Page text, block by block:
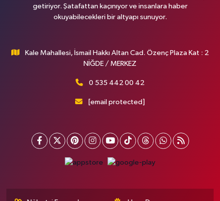
getiriyor. Şatafattan kaçınıyor ve insanlara haber
okuyabilecekleri bir altyapı sunuyor.
Kale Mahallesi, İsmail Hakkı Altan Cad. Özenç Plaza Kat : 2
NİĞDE / MERKEZ
0 535 442 00 42
[email protected]